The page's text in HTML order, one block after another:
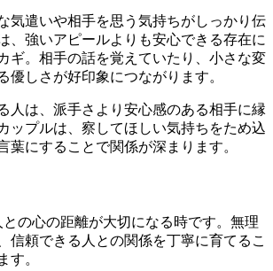
気遣いや相手を思う気持ちがしっかり伝
、強いアピールよりも安心できる存在に
ギ。相手の話を覚えていたり、小さな変
優しさが好印象につながります。
人は、派手さより安心感のある相手に縁
ップルは、察してほしい気持ちをため込
葉にすることで関係が深まります。
の心の距離が大切になる時です。無理
信頼できる人との関係を丁寧に育てるこ
す。